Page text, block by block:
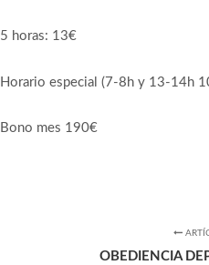
5 horas: 13€
Horario especial (7-8h y 13-14h
Bono mes 190€
OBEDIENCIA